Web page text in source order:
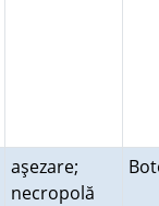
aşezare;
necropolă